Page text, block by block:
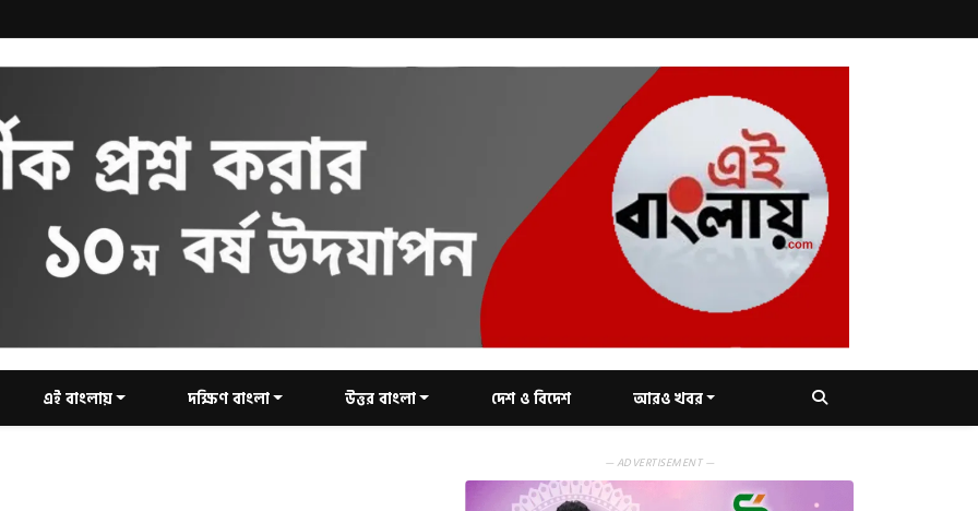
এই বাংলায় দক্ষিণ বাংলা উত্তর বাংলা দেশ ও বিদেশ আরও খবর
— ADVERTISEMENT —